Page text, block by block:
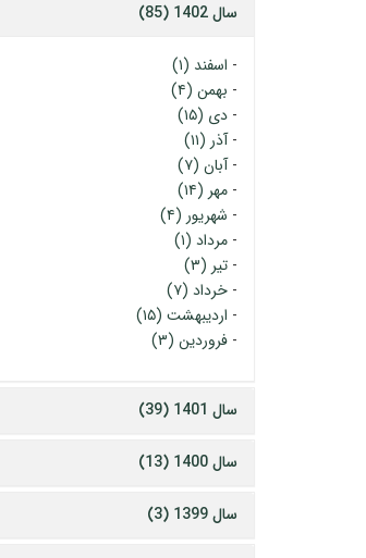
سال 1402 (85)
- اسفند (۱)
- بهمن (۴)
- دی (۱۵)
-آذر (۱۱)
-آبان (۷)
- مهر (۱۴)
- شهریور (۴)
- مرداد (۱)
- تیر (۳)
- خرداد (۷)
- اردیبهشت (۱۵)
- فروردین (۳)
سال 1401 (39)
سال 1400 (13)
سال 1399 (3)